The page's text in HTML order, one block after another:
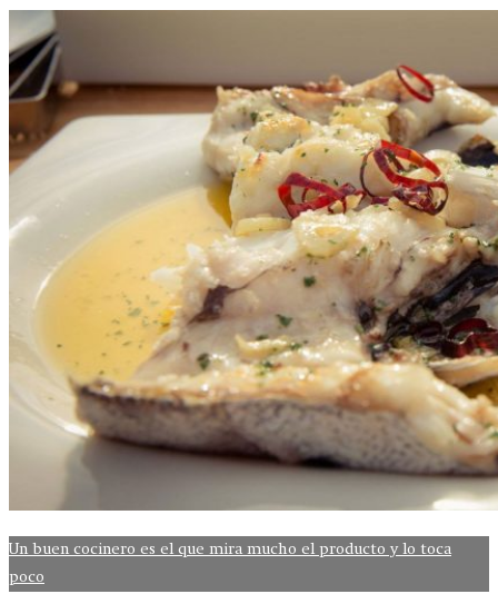
Un buen cocinero es el que mira mucho el producto y lo toca
poco